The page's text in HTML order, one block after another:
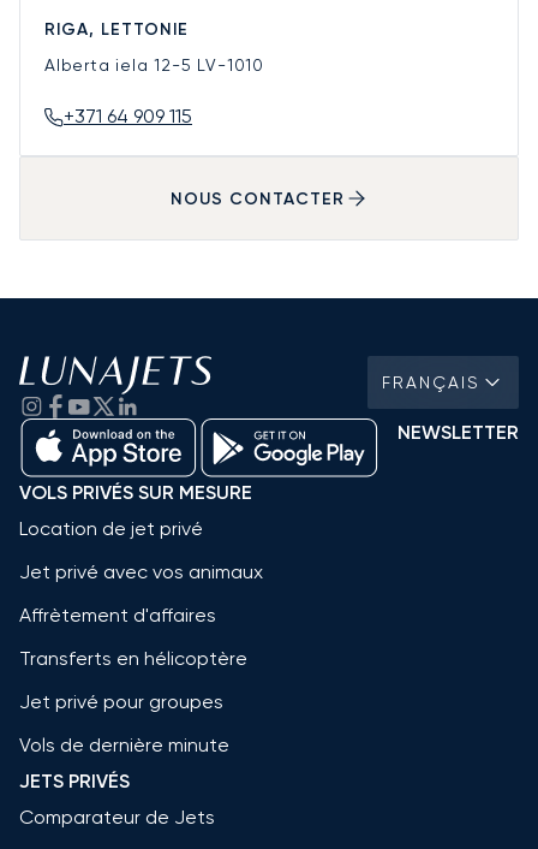
RIGA, LETTONIE
Alberta iela 12-5 LV-1010
+371 64 909 115
NOUS CONTACTER
FRANÇAIS
NEWSLETTER
VOLS PRIVÉS SUR MESURE
Location de jet privé
Jet privé avec vos animaux
Affrètement d'affaires
Transferts en hélicoptère
Jet privé pour groupes
Vols de dernière minute
JETS PRIVÉS
Comparateur de Jets